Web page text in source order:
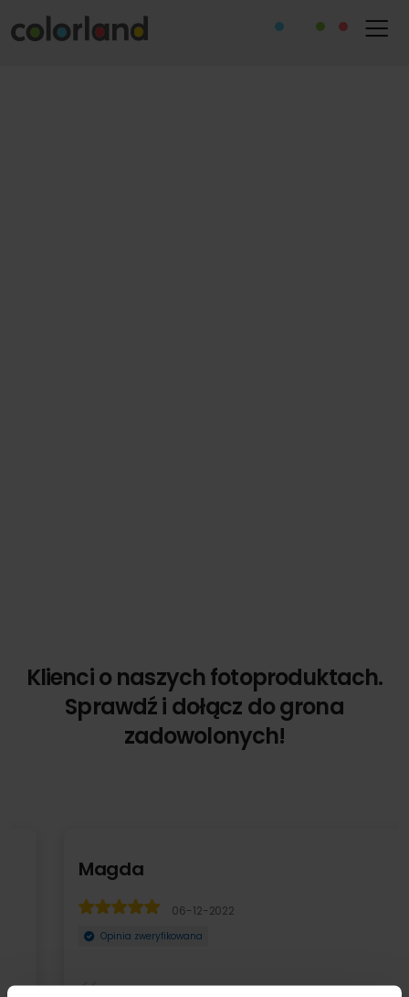
Klienci o naszych fotoproduktach.
Sprawdź i dołącz do grona
zadowolonych!
Magda
06-12-2022
Opinia zweryfikowana